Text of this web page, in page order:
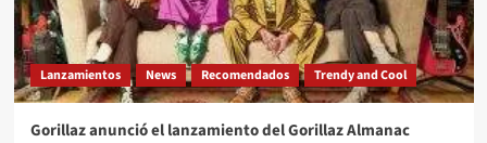
Lanzamientos News Recomendados Trendy and Cool
Gorillaz anunció el lanzamiento del Gorillaz Almanac